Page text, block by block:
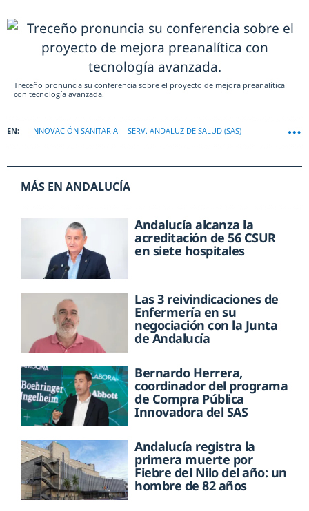
Treceño pronuncia su conferencia sobre el proyecto de mejora preanalítica
con tecnología avanzada.
INNOVACIÓN SANITARIA SERV. ANDALUZ DE SALUD (SAS)
MÁS EN ANDALUCÍA
Andalucía alcanza la
acreditación de 56 CSUR
en siete hospitales
Las 3 reivindicaciones de
Enfermería en su
negociación con la Junta
de Andalucía
Bernardo Herrera,
coordinador del programa
de Compra Pública
Innovadora del SAS
Andalucía registra la
primera muerte por
Fiebre del Nilo del año: un
hombre de 82 años